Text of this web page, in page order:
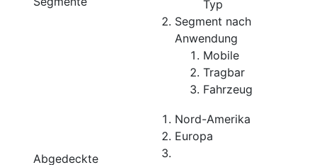
Typ
Segment nach
Anwendung
Mobile
Tragbar
Fahrzeug
Abgedeckte
Nord-Amerika
Europa